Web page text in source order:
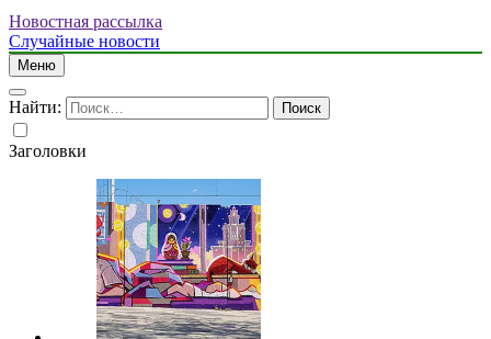
Новостная рассылка
Случайные новости
Меню
Найти:
Заголовки